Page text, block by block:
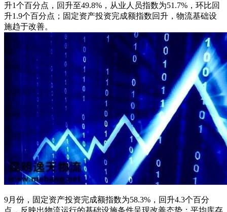
升1个百分点，回升至49.8%，从业人员指数为51.7%，环比回
升1.9个百分点；固定资产投资完成额指数回升，物流基础设
施趋于改善。
9月份，固定资产投资完成额指数为58.3%，回升4.3个百分
点，反映出物流运行的基础设施条件呈现改善态势；平均库存